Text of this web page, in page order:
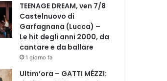
TEENAGE DREAM, ven 7/8
Castelnuovo di
Garfagnana (Lucca) –
Le hit degli anni 2000, da
cantare e da ballare
1 giorno fa
Ultim’ora – GATTI MÉZZI: